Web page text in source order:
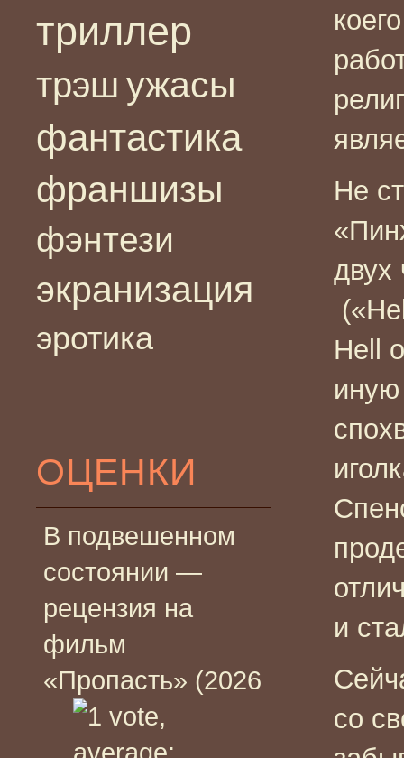
триллер
трэш ужасы
фантастика
франшизы
фэнтези
экранизация
эротика
ОЦЕНКИ
В подвешенном
состоянии —
рецензия на
фильм
«Пропасть» (2026
Не
двух
Hell
и
со